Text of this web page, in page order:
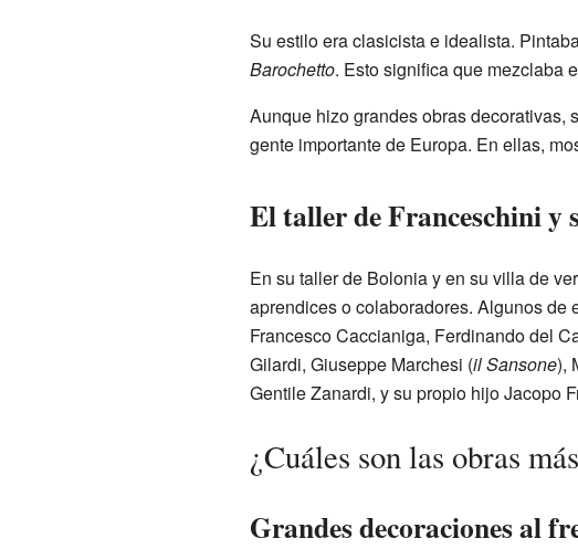
Su estilo era clasicista e idealista.
Barochetto. Esto significa que mezclaba
Aunque hizo grandes obras decorativas,
gente importante de Europa. En ellas,
El taller de Franceschini y
En su taller de Bolonia y en su villa de
aprendices o colaboradores. Algunos de
Francesco Caccianiga, Ferdinando del
Gilardi, Giuseppe Marchesi (il Sansone),
Gentile Zanardi, y su propio hijo Jacopo
¿Cuáles son las obras
Grandes decoraciones al